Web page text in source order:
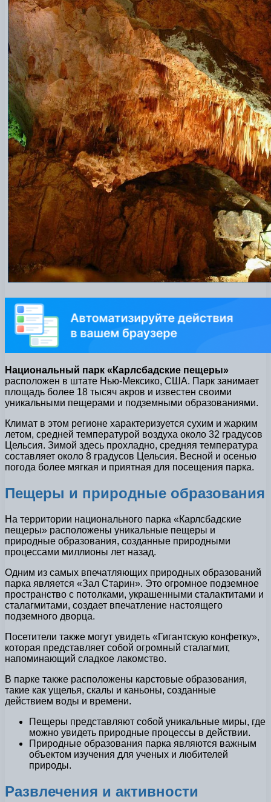
Национальный парк «Карлсбадские пещеры»
расположен в штате Нью-Мексико, США. Парк занимает
площадь более 18 тысяч акров и известен своими
уникальными пещерами и подземными образованиями.
Климат в этом регионе характеризуется сухим и жарким
летом, средней температурой воздуха около 32 градусов
Цельсия. Зимой здесь прохладно, средняя температура
составляет около 8 градусов Цельсия. Весной и осенью
погода более мягкая и приятная для посещения парка.
Пещеры и природные образования
На территории национального парка «Карлсбадские
пещеры» расположены уникальные пещеры и
природные образования, созданные природными
процессами миллионы лет назад.
Одним из самых впечатляющих природных образований
парка является «Зал Старин». Это огромное подземное
пространство с потолками, украшенными сталактитами и
сталагмитами, создает впечатление настоящего
подземного дворца.
Посетители также могут увидеть «Гигантскую конфетку»,
которая представляет собой огромный сталагмит,
напоминающий сладкое лакомство.
В парке также расположены карстовые образования,
такие как ущелья, скалы и каньоны, созданные
действием воды и времени.
Пещеры представляют собой уникальные миры, где
можно увидеть природные процессы в действии.
Природные образования парка являются важным
объектом изучения для ученых и любителей
природы.
Развлечения и активности